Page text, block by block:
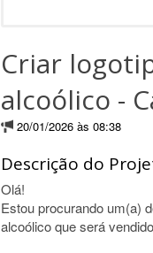
Criar
alcoólico -
20/01/2026 às 08:38
Descrição do
Olá!
Estou procurando um(a)
alcoólico que será